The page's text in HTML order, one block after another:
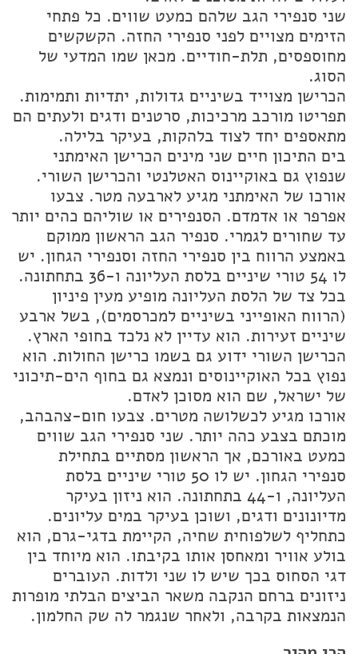
שני סנפירי הגב שלהם כמעט שווים. כל פתחי
הזימים מצויים לפני סנפירי החזה. הקשקשים
מחוספסים, תלת-חודיים. מכאן שמו המדעי של
הסוג.
הכרישן מצוייד בשיניים גדולות, יתדיות ותמימות.
תפריטו מורכב מרכיכות, סרטנים ודגים ולעתים הם
מתאספים יחד לצוד בלהקות, בעיקר בלילה.
בים התיכון חיים שני מינים הכרישן האימתני
שנפוץ גם באוקיינוס האטלנטי והכרישן השורי.
אורכו של האימתני מגיע לארבעה מטר. צבעו
אפרפר או אדמדם. הסנפירים או שוליהם כהים יותר
עד שחורים לגמרי. סנפיר הגב הראשון ממוקם
באמצע הרווח בין סנפירי החזה וסנפירי הגחון. יש
לו 54 טורי שיניים בלסת העליונה ו-36 בתחתונה.
בכל צד של הלסת העליונה מופיע מעין פיניון
(הרווח האופייני בשיניים למכרסמים), בשל ארבע
שיניים זעירות. הוא עדיין לא נלכד בחופי הארץ.
הכרישן השורי ידוע גם בשמו כרישן החולות. הוא
נפוץ בכל האוקיינוסים ונמצא גם בחוף הים-תיכוני
של ישראל, שם הוא מסוכן לאדם.
אורכו מגיע לכשלושה מטרים. צבעו חום-צהבהב,
מוכתם בצבע כהה יותר. שני סנפירי הגב שווים
כמעט באורכם, אך הראשון מסתיים בתחילת
סנפירי הגחון. יש לו 50 טורי שיניים בלסת
העליונה, ו-44 בתחתונה. הוא ניזון בעיקר
מדיונונים ודגים, ושוכן בעיקר במים עליונים.
כתחליף לשלפוחית שחיה, הקיימת בדגי-גרם, הוא
בולע אוויר ומאחסן אותו בקיבתו. הוא מיוחד בין
דגי הסחוס בכך שיש לו שני ולדות. העוברים
ניזונים ברחם הנקבה משאר הביצים הבלתי מופרות
הנמצאות בקרבה, ולאחר שנגמר לה שק החלמון.